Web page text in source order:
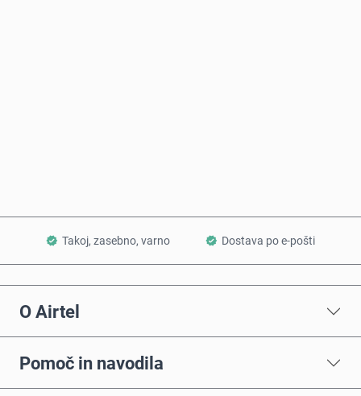
Takoj, zasebno, varno Dostava po e-pošti
O Airtel
Pomoč in navodila